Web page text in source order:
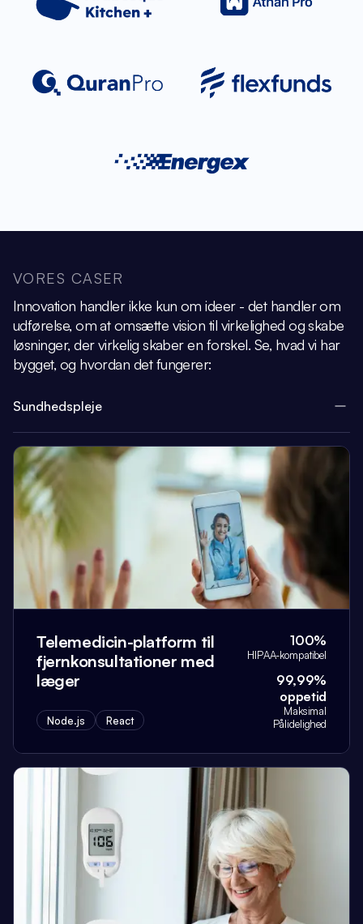
VORES CASER
Innovation handler ikke kun om ideer - det handler om
udførelse, om at omsætte vision til virkelighed og skabe
løsninger, der virkelig skaber en forskel. Se, hvad vi har
bygget, og hvordan det fungerer:
Sundhedspleje
Telemedicin-platform til
fjernkonsultationer med
læger
Node.js React
100%
HIPAA-kompatibel
99,99%
oppetid
Maksimal
Pålidelighed